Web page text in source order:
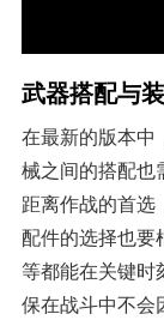
武器搭配与
在最新的版本中
械之间的搭配也
距离作战的首选
配件的选择也要
等都能在关键时
保在战斗中不会